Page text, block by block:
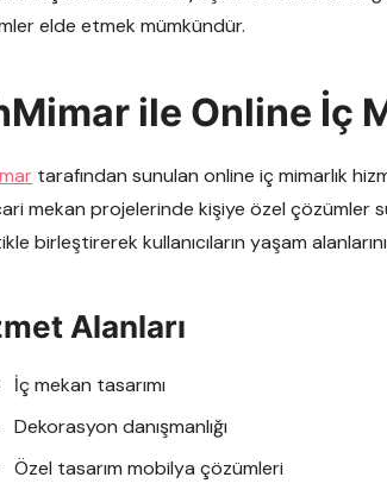
elde etmek mümkündür.
ile Online İç
tarafından sunulan online iç mimarlık
mekan projelerinde kişiye özel çözümler
birleştirerek kullanıcıların yaşam
Alanları
İç mekan tasarımı
Dekorasyon danışmanlığı
Özel tasarım mobilya çözümleri